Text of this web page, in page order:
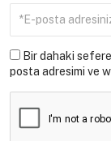
Bir dahaki sefere
posta adresimi ve